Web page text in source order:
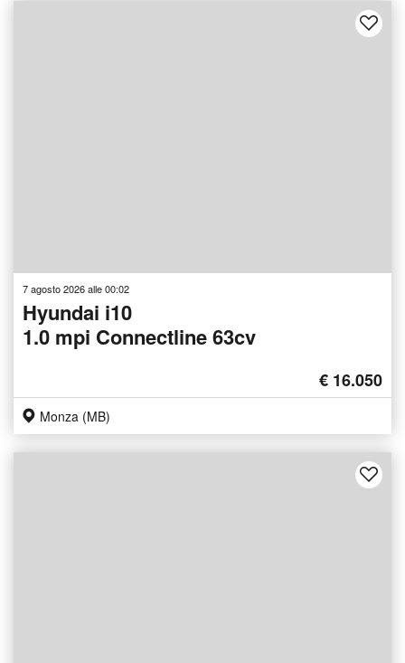
7 agosto 2026 alle 00:02
Hyundai i10
1.0 mpi Connectline 63cv
€ 16.050
Monza (MB)